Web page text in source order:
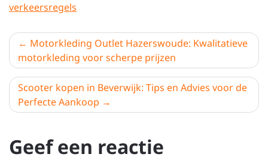
verkeersregels
Berichtnavigatie
Motorkleding Outlet Hazerswoude: Kwalitatieve
motorkleding voor scherpe prijzen
Scooter kopen in Beverwijk: Tips en Advies voor de
Perfecte Aankoop
Geef een reactie